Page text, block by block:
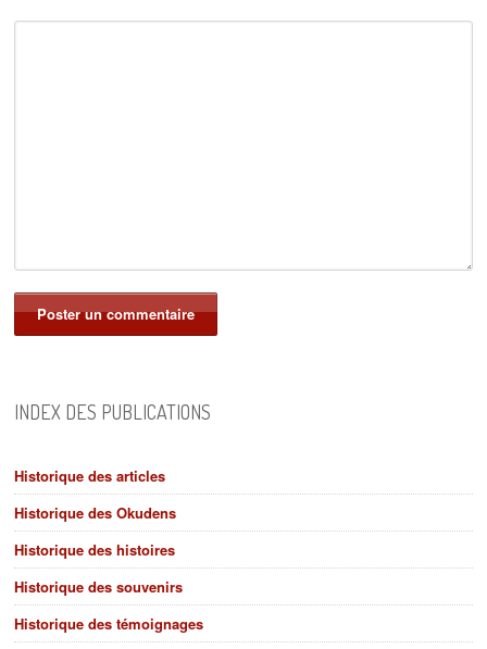
INDEX DES PUBLICATIONS
Historique des articles
Historique des Okudens
Historique des histoires
Historique des souvenirs
Historique des témoignages